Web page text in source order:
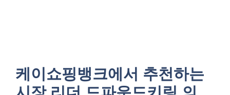
케이쇼핑뱅크에서 추천하는